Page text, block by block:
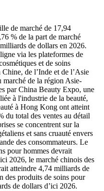
de marché de 17,94
% de la part de marché
de dollars en 2026.
via les plateformes de
et de soins
de l’Inde et de l’Asie
marché de la région Asie-
par China Beauty Expo, une
à l'industrie de la beauté,
à Hong Kong ont atteint
du total des ventes au détail
se concentrent sur la
et sans cruauté envers
des consommateurs. Le
pour hommes devrait
2026, le marché chinois des
atteindre 4,74 milliards de
des produits de soins pour
de dollars d’ici 2026.